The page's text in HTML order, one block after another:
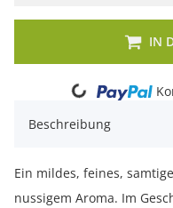
IN
Loading...
Beschreibung
Ein mildes, feines,
nussigem Aroma. Im